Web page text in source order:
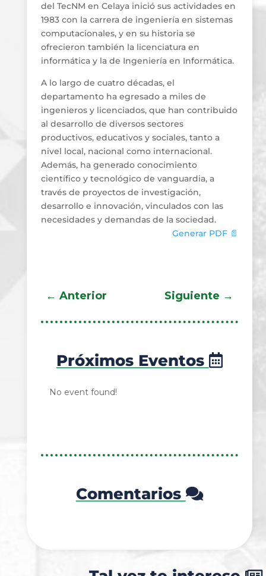
del TecNM en Celaya inició sus actividades en
1983 con la carrera de ingeniería en sistemas
computacionales, y en su historia se
ofrecieron también la licenciatura en
informática y la de Ingeniería en Informática.
A lo largo de cuatro décadas, el
departamento ha egresado a miles de
ingenieros y licenciados, que han contribuido
al desarrollo de diversos sectores
productivos, educativos y sociales, tanto a
nivel local, nacional como internacional.
Además, ha generado conocimiento
científico y tecnológico de vanguardia, a
través de proyectos de investigación,
desarrollo e innovación, vinculados con las
necesidades y demandas de la sociedad.
Generar PDF 📄
← Anterior Siguiente →
Próximos Eventos
No event found!
Comentarios